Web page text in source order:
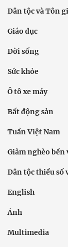
Dân tộc và Tôn
Giáo dục
Đời sống
Sức khỏe
Ô tô xe máy
Bất động sản
Tuần Việt Nam
Giảm nghèo bền
Dân tộc thiểu số
English
Ảnh
Multimedia